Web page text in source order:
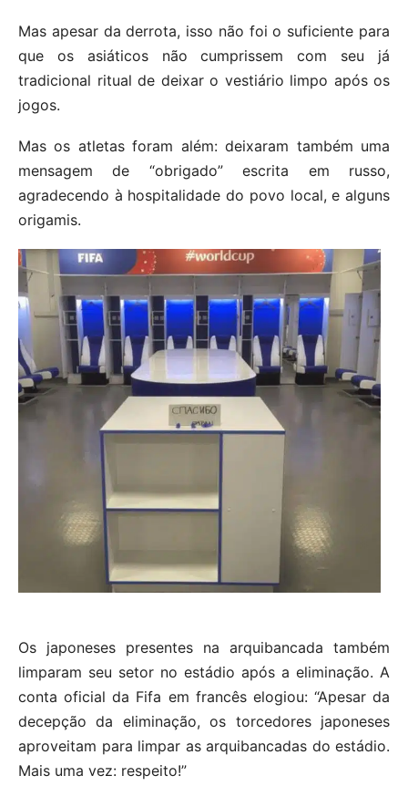
Mas apesar da derrota, isso não foi o suficiente para
que os asiáticos não cumprissem com seu já
tradicional ritual de deixar o vestiário limpo após os
jogos.
Mas os atletas foram além: deixaram também uma
mensagem de “obrigado” escrita em russo,
agradecendo à hospitalidade do povo local, e alguns
origamis.
Os japoneses presentes na arquibancada também
limparam seu setor no estádio após a eliminação. A
conta oficial da Fifa em francês elogiou: “Apesar da
decepção da eliminação, os torcedores japoneses
aproveitam para limpar as arquibancadas do estádio.
Mais uma vez: respeito!”